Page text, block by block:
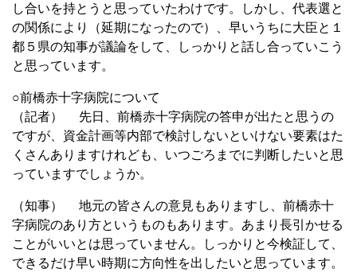
し合いを持とうと思っていたわけです。しかし、代表選と
の関係により（延期になったので）、早いうちに大臣と１
都５県の知事が議論をして、しっかりと話し合っていこう
と思っています。
○前橋赤十字病院について
（記者） 先日、前橋赤十字病院の答申が出たと思うの
ですが、資金計画等内部で検討しないといけない要素はた
くさんありますけれども、いつごろまでに判断したいと思
っていますでしょうか。
（知事） 地元の皆さんの意見もありますし、前橋赤十
字病院のあり方というものもあります。あまり長引かせる
ことがいいとは思っていません。しっかりと今検証して、
できるだけ早い時期に方向性を出したいと思っています。